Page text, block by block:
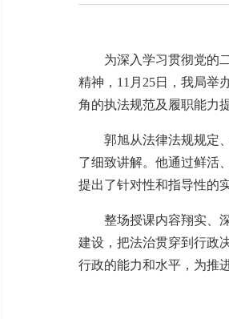
为深入学习贯彻党的
精神，11月25日，我局举
角的执法规范及履职能力
郭旭从法律法规规定
了细致讲解。他通过鲜活
提出了针对性和指导性的
整场授课内容翔实、
建设，把法治贯穿到行政
行政的能力和水平，为推